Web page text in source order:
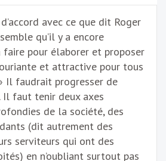
avec ce que dit Roger
qu’il y a encore
faire pour élaborer et proposer
et attractive pour tous
Il faudrait progresser de
Il faut tenir deux axes
de la société, des
(dit autrement des
serviteurs qui ont des
en n’oubliant surtout pas